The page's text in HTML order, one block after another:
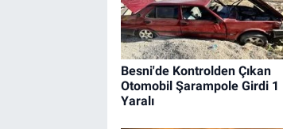
Besni'de Kontrolden Çıkan
Otomobil Şarampole Girdi 1
Yaralı